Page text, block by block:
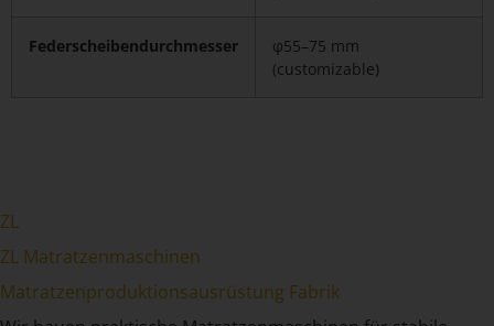
Federscheibendurchmesser
φ55–75 mm
(customizable)
ZL
ZL Matratzenmaschinen
Matratzenproduktionsausrüstung Fabrik